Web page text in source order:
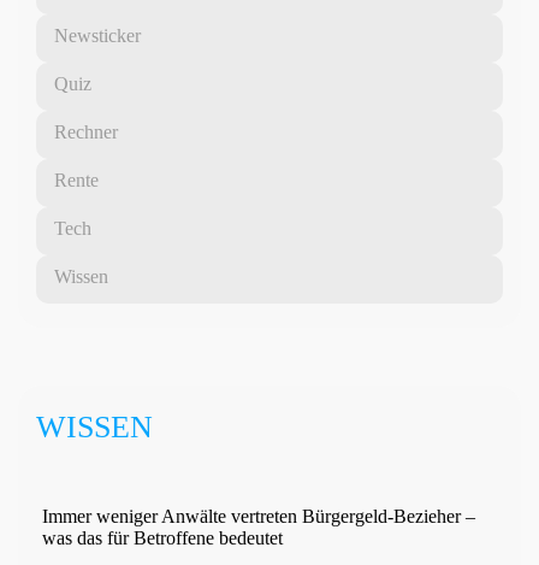
Newsticker
Quiz
Rechner
Rente
Tech
Wissen
WISSEN
Immer weniger Anwälte vertreten Bürgergeld-Bezieher –
was das für Betroffene bedeutet